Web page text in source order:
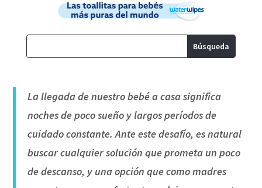
La llegada de nuestro bebé a casa significa
noches de poco sueño y largos períodos de
cuidado constante. Ante este desafío, es natural
buscar cualquier solución que prometa un poco
de descanso, y una opción que como madres